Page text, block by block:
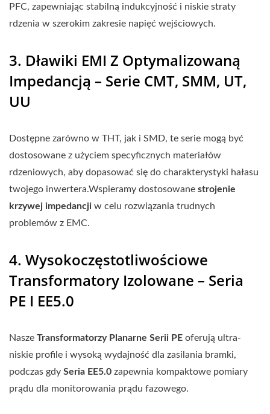
PFC, zapewniając stabilną indukcyjność i niskie straty
rdzenia w szerokim zakresie napięć wejściowych.
3. Dławiki EMI Z Optymalizowaną
Impedancją – Serie CMT, SMM, UT,
UU
Dostępne zarówno w THT, jak i SMD, te serie mogą być
dostosowane z użyciem specyficznych materiałów
rdzeniowych, aby dopasować się do charakterystyki hałasu
twojego inwertera.Wspieramy dostosowane strojenie
krzywej impedancji w celu rozwiązania trudnych
problemów z EMC.
4. Wysokoczęstotliwościowe
Transformatory Izolowane – Seria
PE I EE5.0
Nasze Transformatorzy Planarne Serii PE oferują ultra-
niskie profile i wysoką wydajność dla zasilania bramki,
podczas gdy Seria EE5.0 zapewnia kompaktowe pomiary
prądu dla monitorowania prądu fazowego.